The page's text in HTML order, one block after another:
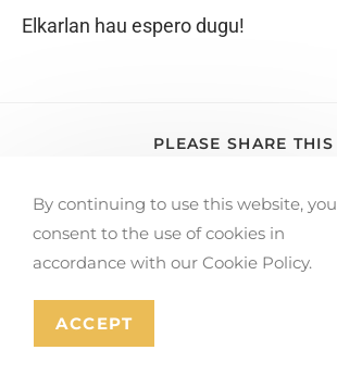
Elkarlan hau espero dugu!
PLEASE SHARE THIS
By continuing to use this website, you
consent to the use of cookies in
accordance with our Cookie Policy.
ACCEPT